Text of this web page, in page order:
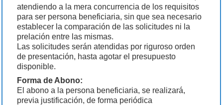
atendiendo a la mera concurrencia de los requisitos
para ser persona beneficiaria, sin que sea necesario
establecer la comparación de las solicitudes ni la
prelación entre las mismas.
Las solicitudes serán atendidas por riguroso orden
de presentación, hasta agotar el presupuesto
disponible.
Forma de Abono:
El abono a la persona beneficiaria, se realizará,
previa justificación, de forma periódica